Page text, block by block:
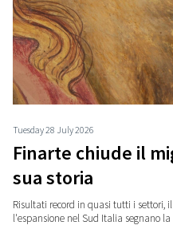
Tuesday 28 July 2026
Finarte chiude il
sua storia
Risultati record in quasi tutti i settori,
l'espansione nel Sud Italia segnano